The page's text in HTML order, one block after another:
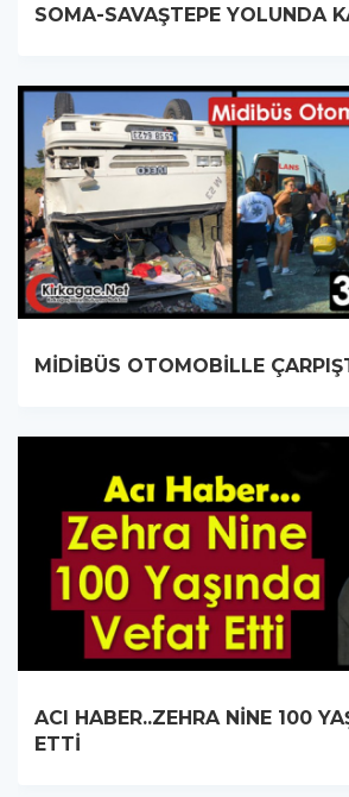
SOMA-SAVAŞTEPE YOLUNDA
MİDİBÜS OTOMOBİLLE
ACI HABER..ZEHRA NİNE 100
ETTİ